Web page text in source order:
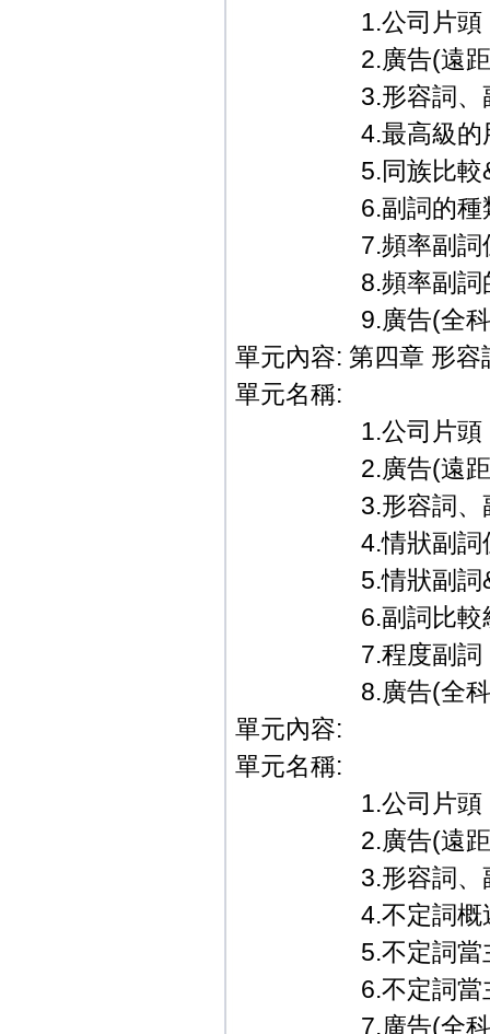
1.公司片頭．
2.廣告(遠距教
3.形容詞、副詞
4.最高級的用
5.同族比較&最
6.副詞的種類
7.頻率副詞
8.頻率副詞的
9.廣告(全科教
單元內容: 第四章 形容
單元名稱:
1.公司片頭．
2.廣告(遠距教
3.形容詞、副詞
4.情狀副詞
5.情狀副詞&
6.副詞比較級
7.程度副詞
8.廣告(全科教
單元內容:
單元名稱:
1.公司片頭．
2.廣告(遠距教
3.形容詞、副詞
4.不定詞概
5.不定詞當主
6.不定詞當主詞
7.廣告(全科教